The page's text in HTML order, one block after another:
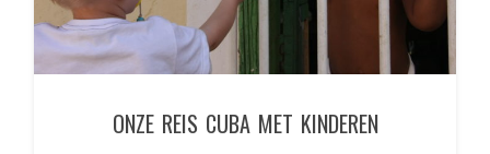
ONZE REIS CUBA MET KINDEREN